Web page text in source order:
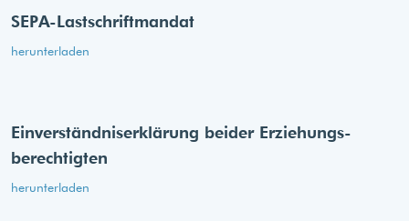
SEPA-Lastschriftmandat
herunterladen
Einverständnis­erklärung beider Erziehungs­
berechtigten
herunterladen